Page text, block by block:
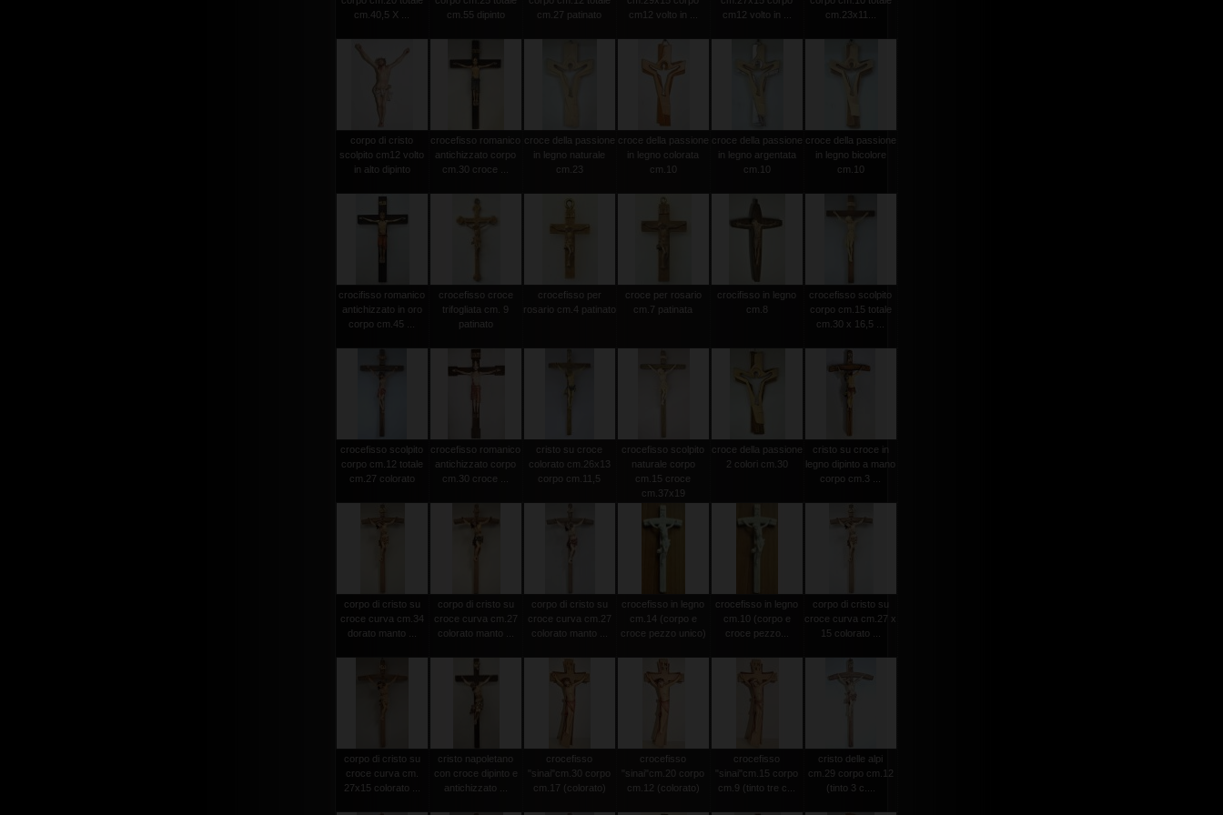
cm.40,5 X ...
cm.55 dipinto
cm.27 patinato
cm12 volto in ...
cm12 volto in ...
cm.23x11...
corpo di cristo
scolpito cm12 volto
in alto dipinto
crocefisso romanico
antichizzato corpo
cm.30 croce ...
croce della passione
in legno naturale
cm.23
croce della passione
in legno colorata
cm.10
croce della passione
in legno argentata
cm.10
croce della passione
in legno bicolore
cm.10
crocifisso romanico
antichizzato in oro
corpo cm.45 ...
crocefisso croce
trifogliata cm. 9
patinato
crocefisso per
rosario cm.4 patinato
croce per rosario
cm.7 patinata
crocifisso in legno
cm.8
crocefisso scolpito
corpo cm.15 totale
cm.30 x 16,5 ...
crocefisso scolpito
corpo cm.12 totale
cm.27 colorato
crocefisso romanico
antichizzato corpo
cm.30 croce ...
cristo su croce
colorato cm.26x13
corpo cm.11,5
crocefisso scolpito
naturale corpo
cm.15 croce
cm.37x19
croce della passione
2 colori cm.30
cristo su croce in
legno dipinto a mano
corpo cm.3 ...
corpo di cristo su
croce curva cm.34
dorato manto ...
corpo di cristo su
croce curva cm.27
colorato manto ...
corpo di cristo su
croce curva cm.27
colorato manto ...
crocefisso in legno
cm.14 (corpo e
croce pezzo unico)
crocefisso in legno
cm.10 (corpo e
croce pezzo...
corpo di cristo su
croce curva cm.27 x
15 colorato ...
corpo di cristo su
croce curva cm.
27x15 colorato ...
cristo napoletano
con croce dipinto e
antichizzato ...
crocefisso
"sinai"cm.30 corpo
cm.17 (colorato)
crocefisso
"sinai"cm.20 corpo
cm.12 (colorato)
crocefisso
"sinai"cm.15 corpo
cm.9 (tinto tre c...
cristo delle alpi
cm.29 corpo cm.12
(tinto 3 c....